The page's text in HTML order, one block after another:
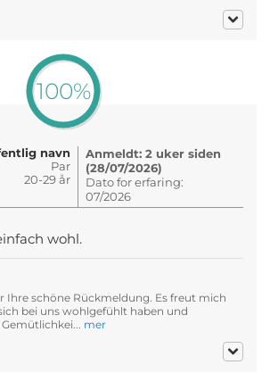
100%
navn
Par
20-29 år
Anmeldt: 2 uker siden
(28/07/2026)
Dato for erfaring:
07/2026
wohl.
Ihre schöne Rückmeldung. Es freut mich
bei uns wohlgefühlt haben und
mer